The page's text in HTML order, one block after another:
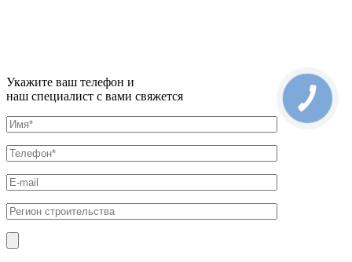
Укажите ваш телефон и
наш специалист с вами свяжется